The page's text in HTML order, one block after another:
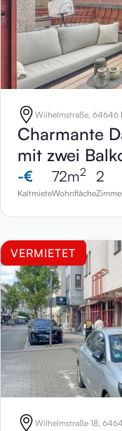
Wilhelmstraße, 64646
Charmante
mit zwei
-€
Kaltmiete
72m2
Wohnfläche
2
VERMIETET
Wilhelmstraße 18,